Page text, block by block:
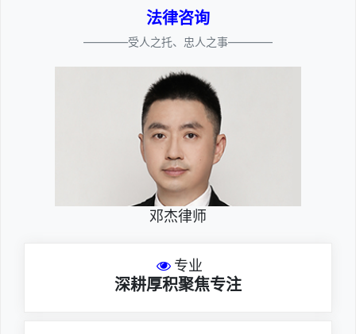
法律咨询
————受人之托、忠人之事————
邓杰律师
专业
深耕厚积聚焦专注